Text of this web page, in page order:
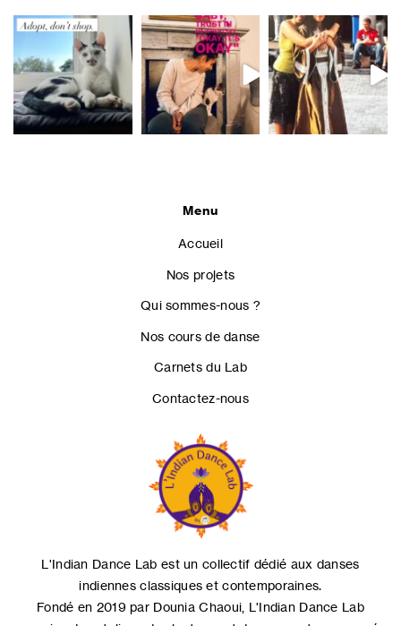
Menu
Accueil
Nos projets
Qui sommes-nous ?
Nos cours de danse
Carnets du Lab
Contactez-nous
L'Indian Dance Lab est un collectif dédié aux danses
indiennes classiques et contemporaines.
Fondé en 2019 par Dounia Chaoui, L'Indian Dance Lab